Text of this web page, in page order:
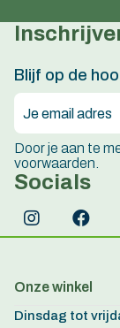
Blijf op de
Door je aan te
voorwaarden.
Socials
Onze winkel
Dinsdag tot